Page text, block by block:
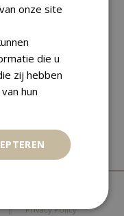
– KENYA
| Privacy Policy
onze site
die u
zij hebben
hun